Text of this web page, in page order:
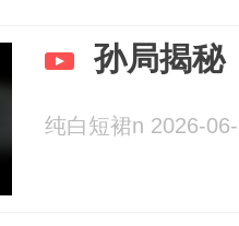
孙局揭秘
纯白短裙n 2026-